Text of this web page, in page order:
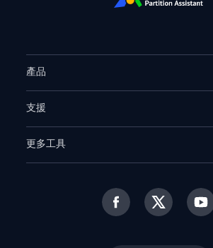
產品
支援
更多工具